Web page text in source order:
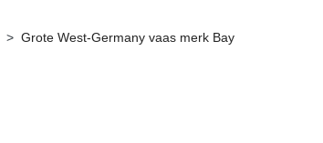
Grote West-Germany vaas merk Bay